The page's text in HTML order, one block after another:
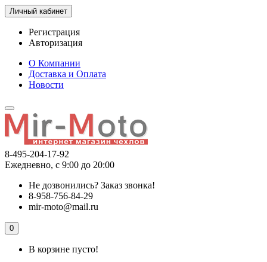
Личный кабинет
Регистрация
Авторизация
О Компании
Доставка и Оплата
Новости
8-495-204-17-92
Ежедневно, с 9:00 до 20:00
Не дозвонились? Заказ звонка!
8-958-756-84-29
mir-moto@mail.ru
0
В корзине пусто!